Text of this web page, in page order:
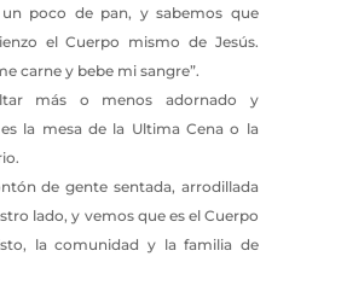
poco de pan, y sabemos que
el Cuerpo mismo de Jesús.
carne y bebe mi sangre”.
más o menos adornado y
la mesa de la Ultima Cena o la
de gente sentada, arrodillada
lado, y vemos que es el Cuerpo
la comunidad y la familia de